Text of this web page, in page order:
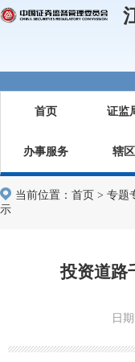
首页 证监
办事服务 辖
当前位置： 首页 > 专题
示
投资道路
日